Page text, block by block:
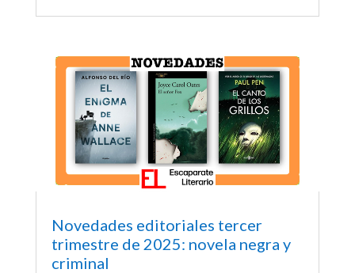
Novedades editoriales tercer
trimestre de 2025: novela negra y
criminal